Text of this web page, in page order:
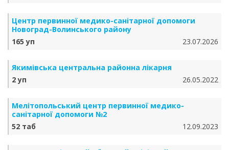
Центр первинної медико-санітарної допомоги
Новоград-Волинського району
165 уп
23.07.2026
Якимівська центральна районна лікарня
2 уп
26.05.2022
Мелітопольський центр первинної медико-
санітарної допомоги №2
52 таб
12.09.2023